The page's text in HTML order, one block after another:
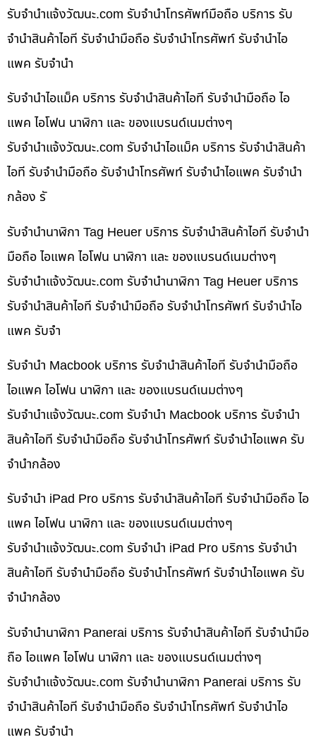
รับจํานําแจ้งวัฒนะ.com รับจำนำโทรศัพท์มือถือ บริการ รับ
จำนำสินค้าไอที รับจำนำมือถือ รับจำนำโทรศัพท์ รับจำนำไอ
แพค รับจำนำ
รับจำนำไอแม็ค บริการ รับจำนำสินค้าไอที รับจำนำมือถือ ไอ
แพค ไอโฟน นาฬิกา และ ของแบรนด์เนมต่างๆ
รับจํานําแจ้งวัฒนะ.com รับจำนำไอแม็ค บริการ รับจำนำสินค้า
ไอที รับจำนำมือถือ รับจำนำโทรศัพท์ รับจำนำไอแพค รับจำนำ
กล้อง รั
รับจำนำนาฬิกา Tag Heuer บริการ รับจำนำสินค้าไอที รับจำนำ
มือถือ ไอแพค ไอโฟน นาฬิกา และ ของแบรนด์เนมต่างๆ
รับจํานําแจ้งวัฒนะ.com รับจำนำนาฬิกา Tag Heuer บริการ
รับจำนำสินค้าไอที รับจำนำมือถือ รับจำนำโทรศัพท์ รับจำนำไอ
แพค รับจำ
รับจำนำ Macbook บริการ รับจำนำสินค้าไอที รับจำนำมือถือ
ไอแพค ไอโฟน นาฬิกา และ ของแบรนด์เนมต่างๆ
รับจํานําแจ้งวัฒนะ.com รับจำนำ Macbook บริการ รับจำนำ
สินค้าไอที รับจำนำมือถือ รับจำนำโทรศัพท์ รับจำนำไอแพค รับ
จำนำกล้อง
รับจำนำ iPad Pro บริการ รับจำนำสินค้าไอที รับจำนำมือถือ ไอ
แพค ไอโฟน นาฬิกา และ ของแบรนด์เนมต่างๆ
รับจํานําแจ้งวัฒนะ.com รับจำนำ iPad Pro บริการ รับจำนำ
สินค้าไอที รับจำนำมือถือ รับจำนำโทรศัพท์ รับจำนำไอแพค รับ
จำนำกล้อง
รับจำนำนาฬิกา Panerai บริการ รับจำนำสินค้าไอที รับจำนำมือ
ถือ ไอแพค ไอโฟน นาฬิกา และ ของแบรนด์เนมต่างๆ
รับจํานําแจ้งวัฒนะ.com รับจำนำนาฬิกา Panerai บริการ รับ
จำนำสินค้าไอที รับจำนำมือถือ รับจำนำโทรศัพท์ รับจำนำไอ
แพค รับจำนำ